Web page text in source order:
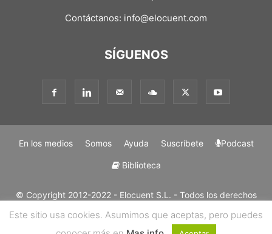
Contáctanos: info@elocuent.com
SÍGUENOS
En los medios Somos Ayuda Suscríbete Podcast
Biblioteca
© Copyright 2012-2022 - Elocuent S.L. - Todos los derechos
métodos son "Trademark" de Elocuent SL. Solo se permite la
Este sitio usa cookies. Asumimos que aceptas, pero puedes